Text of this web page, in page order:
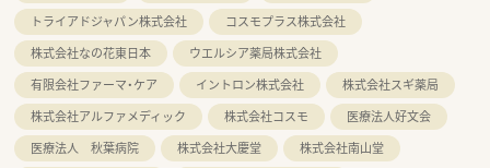
トライアドジャパン株式会社
コスモプラス株式会社
株式会社なの花東日本
ウエルシア薬局株式会社
有限会社ファーマ・ケア
イントロン株式会社
株式会社スギ薬局
株式会社アルファメディック
株式会社コスモ
医療法人好文会
医療法人 秋葉病院
株式会社大慶堂
株式会社南山堂